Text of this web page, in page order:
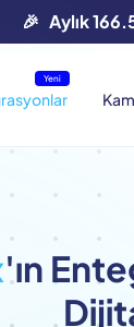
🎉 Aylık
Yeni
'ın